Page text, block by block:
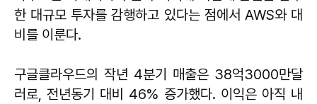
한 대규모 투자를 감행하고 있다는 점에서 AWS와 대
비를 이룬다.
구글클라우드의 작년 4분기 매출은 38억3000만달
러로, 전년동기 대비 46% 증가했다. 이익은 아직 내